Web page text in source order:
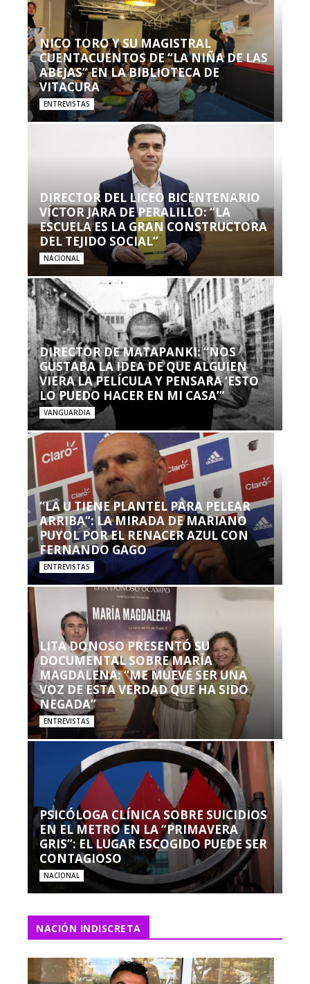
NICO TORO Y SU MAGISTRAL
CUENTACUENTOS DE “LA NIÑA DE LAS
ABEJAS” EN LA BIBLIOTECA DE
VITACURA
ENTREVISTAS
DIRECTOR DEL LICEO BICENTENARIO
VÍCTOR JARA DE PERALILLO: “LA
ESCUELA ES LA GRAN CONSTRUCTORA
DEL TEJIDO SOCIAL”
NACIONAL
DIRECTOR DE MATAPANKI: “NOS
GUSTABA LA IDEA DE QUE ALGUIEN
VIERA LA PELÍCULA Y PENSARA ‘ESTO
LO PUEDO HACER EN MI CASA’”
VANGUARDIA
“LA U TIENE PLANTEL PARA PELEAR
ARRIBA”: LA MIRADA DE MARIANO
PUYOL POR EL RENACER AZUL CON
FERNANDO GAGO
ENTREVISTAS
LITA DONOSO PRESENTÓ SU
DOCUMENTAL SOBRE MARÍA
MAGDALENA: “ME MUEVE SER UNA
VOZ DE ESTA VERDAD QUE HA SIDO
NEGADA”
ENTREVISTAS
PSICÓLOGA CLÍNICA SOBRE SUICIDIOS
EN EL METRO EN LA “PRIMAVERA
GRIS”: EL LUGAR ESCOGIDO PUEDE SER
CONTAGIOSO
NACIONAL
NACIÓN INDISCRETA